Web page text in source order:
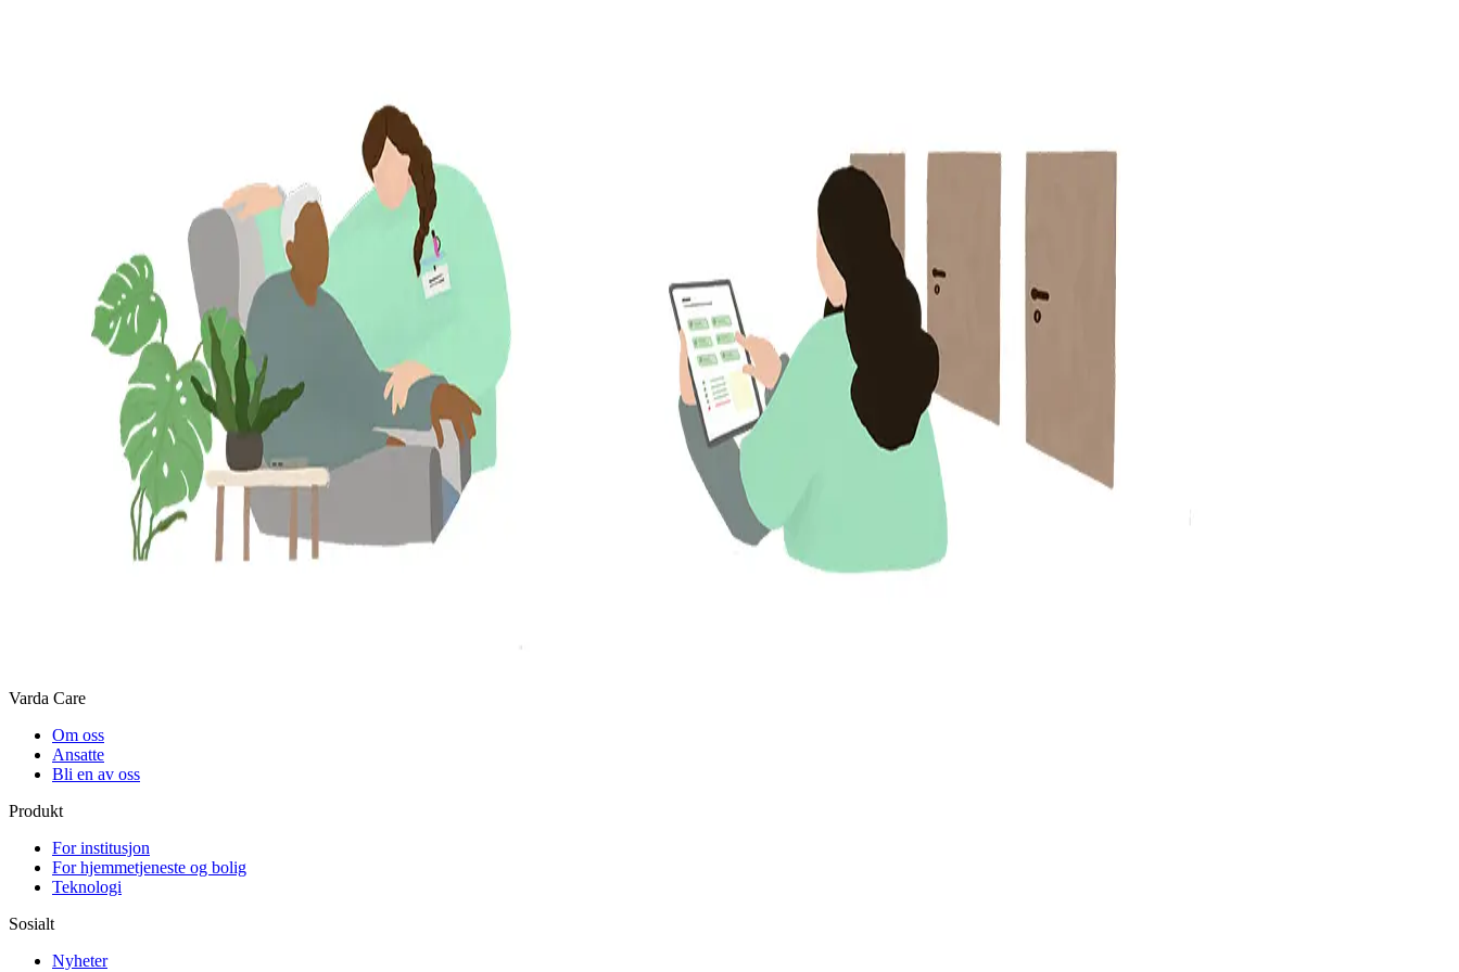
Varda Care
Om oss
Ansatte
Bli en av oss
Produkt
For institusjon
For hjemmetjeneste og bolig
Teknologi
Sosialt
Nyheter